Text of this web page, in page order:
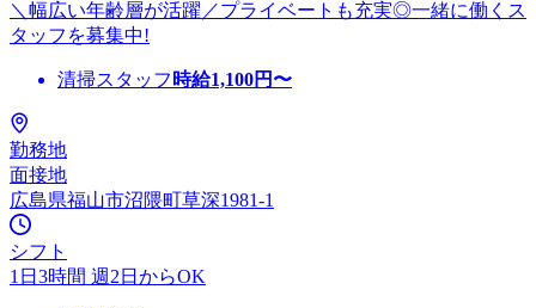
＼幅広い年齢層が活躍／プライベートも充実◎一緒に働くス
タッフを募集中!
清掃スタッフ 時給1,100円〜
勤務地
面接地
広島県福山市沼隈町草深1981-1
シフト
1日3時間 週2日からOK